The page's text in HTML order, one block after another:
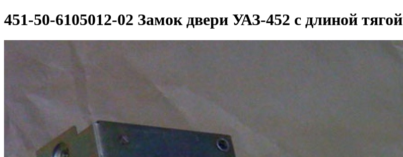
451-50-6105012-02 Замок двери УАЗ-452 с длиной тягой